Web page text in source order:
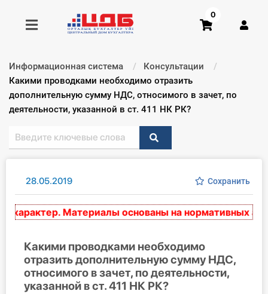
Получить консультацию
Купить доступ
Главная ИС
Консультации
Библиотека бухгалтера
Инструменты
0
Информационная система
Консультации
Текущий:
Какими проводками необходимо отразить
дополнительную сумму НДС, относимого в зачет, по
деятельности, указанной в ст. 411 НК РК?
28.05.2019 Сохранить
Материалы основаны на нормативных
Какими проводками необходимо
отразить дополнительную сумму НДС,
относимого в зачет, по деятельности,
указанной в ст. 411 НК РК?